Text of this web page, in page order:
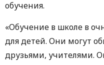
обучения.
«Обучение в школе в
для детей. Они могут
друзьями, учителями.